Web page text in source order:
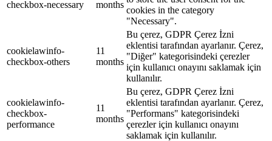
checkbox-necessary months
cookies in the category
"Necessary".
cookielawinfo-
checkbox-others
11
months
Bu çerez, GDPR Çerez İzni
eklentisi tarafından ayarlanır. Çerez,
"Diğer" kategorisindeki çerezler
için kullanıcı onayını saklamak için
kullanılır.
cookielawinfo-
checkbox-
performance
11
months
Bu çerez, GDPR Çerez İzni
eklentisi tarafından ayarlanır. Çerez,
"Performans" kategorisindeki
çerezler için kullanıcı onayını
saklamak için kullanılır.